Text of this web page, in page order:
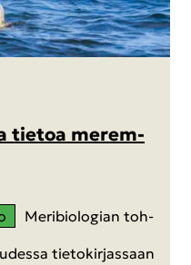
tie­toa me­rem­
Me­ri­bio­lo­gian toh­
tie­to­kir­jas­saan